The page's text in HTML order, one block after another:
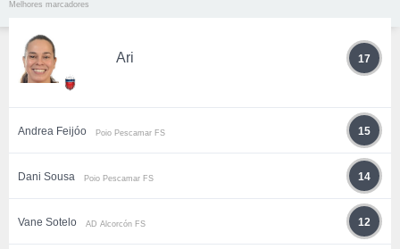
Melhores marcadores
Ari 17
Andrea Feijóo Poio Pescamar FS 15
Dani Sousa Poio Pescamar FS 14
Vane Sotelo AD Alcorcón FS 12